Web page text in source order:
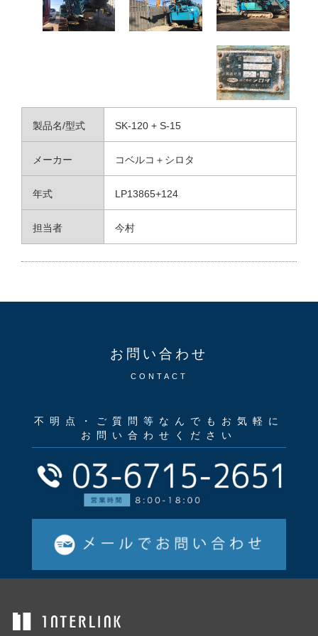
製品名/型式 SK-120 + S-15
メーカー コベルコ＋シロタ
年式 LP13865+124
担当者 今村
お問い合わせ
CONTACT
不明点・ご質問等なんでもお気軽に
お問い合わせください